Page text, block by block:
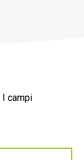
I campi